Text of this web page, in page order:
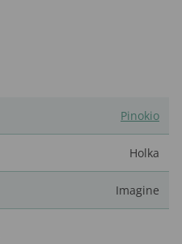
Pinokio
Holka
Imagine